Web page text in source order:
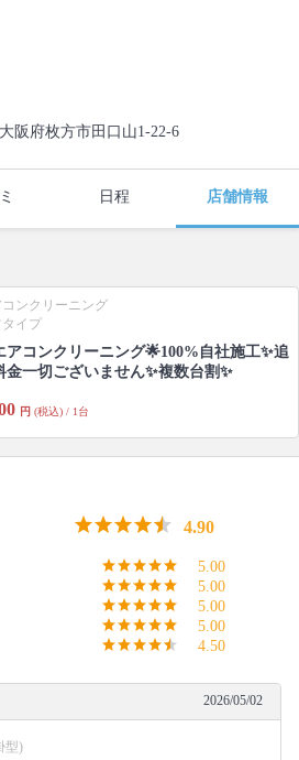
阪府枚方市田口山1-22-6
日程 店舗情報
コンクリーニング
イプ
アコンクリーニング🌟100%自社施工✨追
金一切ございません✨複数台割✨
円 (税込) / 1台
4.90
5.00
5.00
5.00
5.00
4.50
2026/05/02
型)